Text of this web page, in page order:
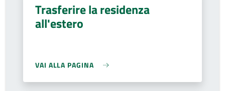
Trasferire la residenza
all'estero
VAI ALLA PAGINA